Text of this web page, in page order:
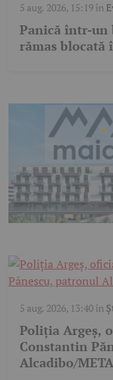
5 aug. 2026, 15:19în
Panică într-un
rămas blocată
5 aug. 2026, 13:40în
Poliția Argeș,
Constantin
Alcadibo/